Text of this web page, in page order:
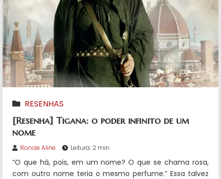
RESENHAS
[Resenha] Tigana: o poder infinito de um
nome
Ronize Aline Leitura: 2 min
“O que há, pois, em um nome? O que se chama rosa,
com outro nome teria o mesmo perfume.” Essa talvez